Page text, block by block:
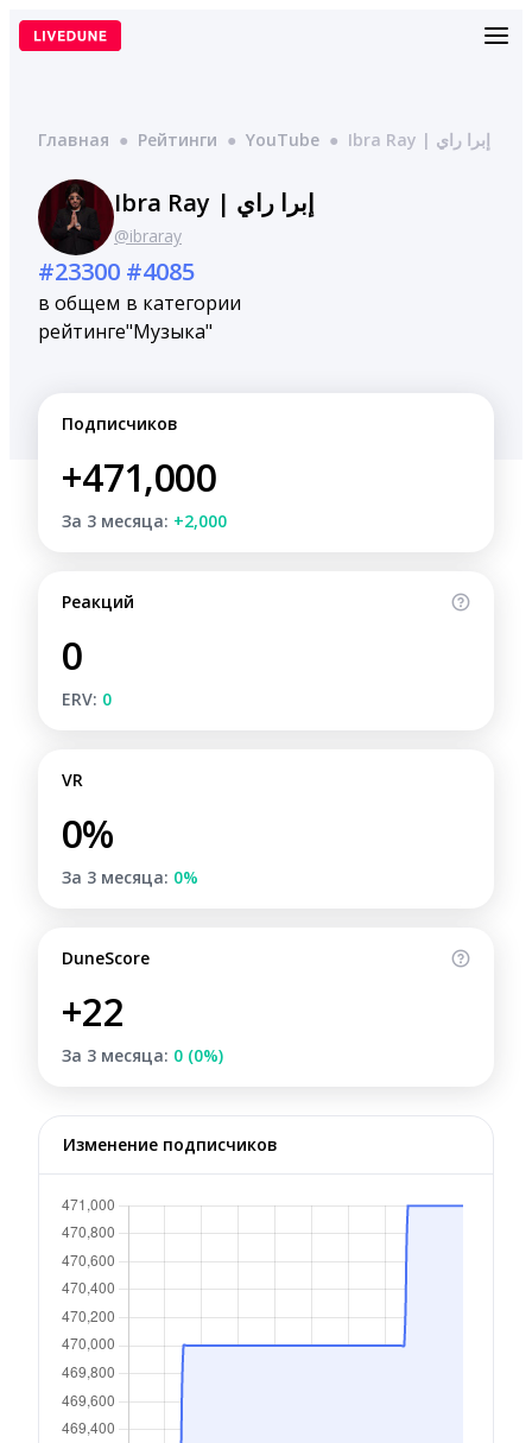
Перейти
Главная ● Рейтинги ● YouTube ● Ibra Ray | إبرا راي
Ibra Ray | إبرا راي
@ibraray
#23300
в общем
рейтинге
#4085
в категории
"Музыка"
Подписчиков
+471,000
За 3 месяца: +2,000
Реакций
0
ERV: 0
VR
0%
За 3 месяца: 0%
DuneScore
+22
За 3 месяца: 0 (0%)
Изменение подписчиков